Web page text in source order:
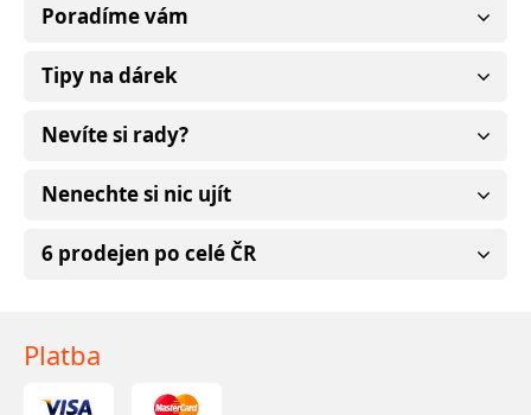
Poradíme vám
Tipy na dárek
Nevíte si rady?
Nenechte si nic ujít
6 prodejen po celé ČR
Platba